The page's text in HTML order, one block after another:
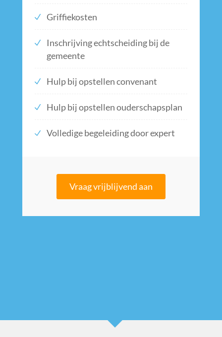
Griffiekosten
Inschrijving echtscheiding bij de
gemeente
Hulp bij opstellen convenant
Hulp bij opstellen ouderschapsplan
Volledige begeleiding door expert
Vraag vrijblijvend aan